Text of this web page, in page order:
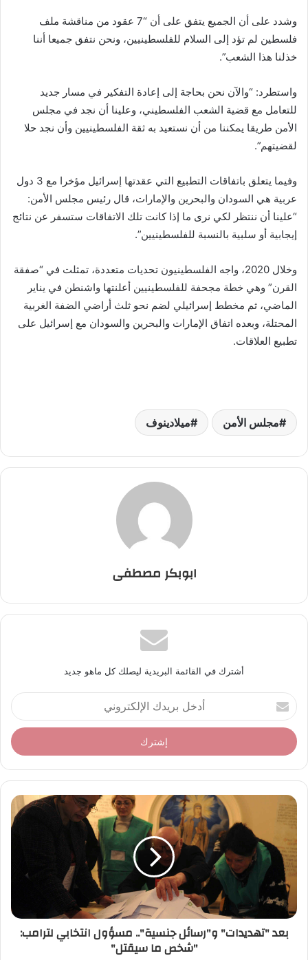
وشدد على أن الجميع يتفق على أن “7 عقود من مناقشة ملف
فلسطين لم تؤد إلى السلام للفلسطينيين، ونحن نتفق جميعا أننا
خذلنا هذا الشعب”.
واستطرد: “والآن نحن بحاجة إلى إعادة التفكير في مسار جديد
للتعامل مع قضية الشعب الفلسطيني، وعلينا أن نجد في مجلس
الأمن طريقا يمكننا من أن نستعيد به ثقة الفلسطينيين وأن نجد حلا
لقضيتهم”.
وفيما يتعلق باتفاقات التطبيع التي عقدتها إسرائيل مؤخرا مع 3 دول
عربية هي السودان والبحرين والإمارات، قال رئيس مجلس الأمن:
“علينا أن ننتظر لكي نرى ما إذا كانت تلك الاتفاقات ستسفر عن نتائج
إيجابية أو سلبية بالنسبة للفلسطينيين”.
وخلال 2020، واجه الفلسطينيون تحديات متعددة، تمثلت في “صفقة
القرن” وهي خطة مجحفة للفلسطينيين أعلنتها واشنطن في يناير
الماضي، ثم مخطط إسرائيلي لضم نحو ثلث أراضي الضفة الغربية
المحتلة، وبعده اتفاق الإمارات والبحرين والسودان مع إسرائيل على
تطبيع العلاقات.​​​​​​​
مجلس الأمن ميلادينوف
ابوبكر مصطفى
أشترك في القائمة البريدية ليصلك كل ماهو جديد
أ
د
خ
ل
ر
د
ل
إ
ل
ر
بعد "تهديدات" و"رسائل جنسية".. مسؤول انتخابي لترامب:
"شخص ما سيقتل"